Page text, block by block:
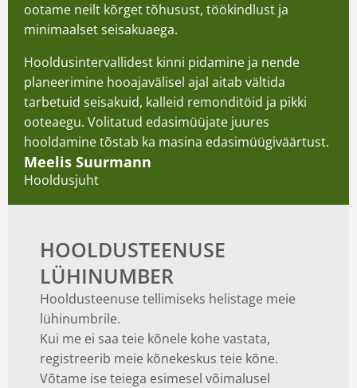
ootame neilt kõrget tõhusust, töökindlust ja
minimaalset seisakuaega.
Hooldusintervallidest kinni pidamine ja nende
planeerimine hooajavälisel ajal aitab vältida
tarbetuid seisakuid, kalleid remonditöid ja pikki
ooteaegu. Volitatud edasimüüjate juures
hooldamine tõstab ka masina edasimüügiväärtust.
Meelis Suurmann
Hooldusjuht
HOOLDUSTEENUSE
LÜHINUMBER
Hooldusteenuse tellimiseks helistage meie
lühinumbrile.
Kui me ei saa teie kõnele kohe vastata,
registreerib meie kõnekeskus teie kõne.
Võtame ise teiega esimesel võimalusel